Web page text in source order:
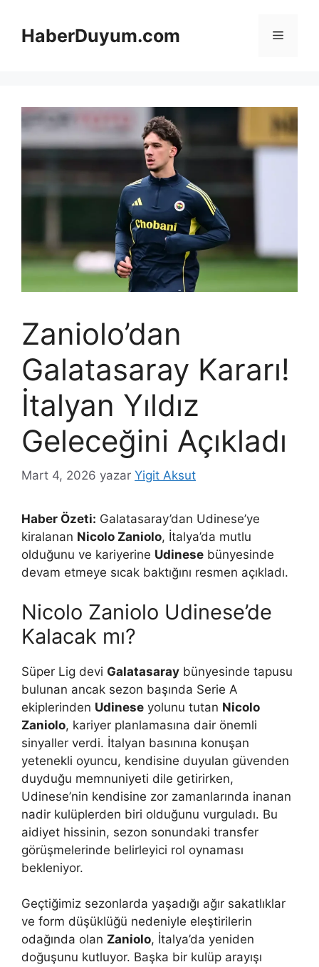
HaberDuyum.com Menü
Zaniolo’dan
Galatasaray Kararı!
İtalyan Yıldız
Geleceğini Açıkladı
Mart 4, 2026 yazar Yigit Aksut
Haber Özeti: Galatasaray’dan Udinese’ye
kiralanan Nicolo Zaniolo, İtalya’da mutlu
olduğunu ve kariyerine Udinese bünyesinde
devam etmeye sıcak baktığını resmen açıkladı.
Nicolo Zaniolo Udinese’de
Kalacak mı?
Süper Lig devi Galatasaray bünyesinde tapusu
bulunan ancak sezon başında Serie A
ekiplerinden Udinese yolunu tutan Nicolo
Zaniolo, kariyer planlamasına dair önemli
sinyaller verdi. İtalyan basınına konuşan
yetenekli oyuncu, kendisine duyulan güvenden
duyduğu memnuniyeti dile getirirken,
Udinese’nin kendisine zor zamanlarında inanan
nadir kulüplerden biri olduğunu vurguladı. Bu
aidiyet hissinin, sezon sonundaki transfer
görüşmelerinde belirleyici rol oynaması
bekleniyor.
Geçtiğimiz sezonlarda yaşadığı ağır sakatlıklar
ve form düşüklüğü nedeniyle eleştirilerin
odağında olan Zaniolo, İtalya’da yeniden
doğuşunu kutluyor. Başka bir kulüp arayışı